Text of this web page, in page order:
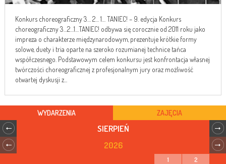
Konkurs choreograficzny 3… 2… 1… TANIEC! – 9. edycja Konkurs
choreograficzny 3…2…1…TANIEC! odbywa się corocznie od 2011 roku jako
impreza o charakterze międzynarodowym, prezentuje krótkie formy
solowe, duety i tria oparte na szeroko rozumianej technice tańca
współczesnego. Podstawowym celem konkursu jest konfrontacja własnej
twórczości choreograficznej z profesjonalnym jury oraz możliwość
otwartej dyskusji z...
WYDARZENIA ZAJĘCIA
SIERPIEŃ
2026
1
2